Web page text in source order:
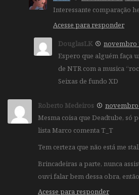
Interessante comparação
Acesse para responder
DouglasLK
novembro
Espero que alguém faça
de NTR com a musica
Seixas de fundo XD
Roberto Medeiros
novembro
Mesma coisa que Deadtube, só
lista Marco comenta T_T
Tem certeza que não está me
Brincadeiras a parte, nunca
ouvi falar bem dessa obra,
Acesse para responder